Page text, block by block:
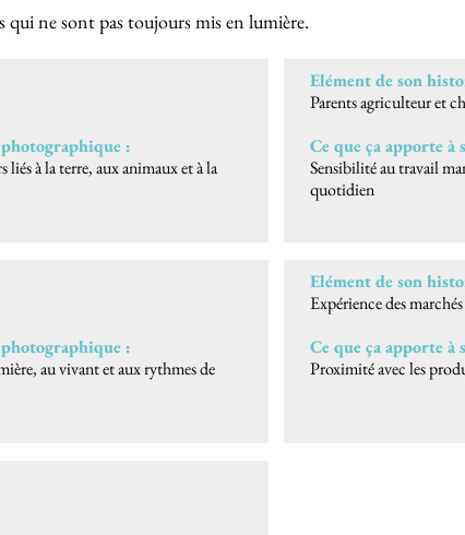
qui ne sont pas toujours mis en lumière.
:
à la terre, aux animaux et à la
:
au vivant et aux rythmes de
Elément de son
Parents agriculteur et
Ce que ça apporte
Sensibilité au travail
quotidien
Elément de son
Expérience des
Ce que ça apporte
Proximité avec les